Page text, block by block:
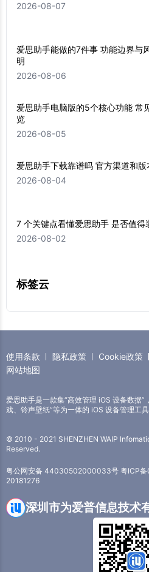
2026-08-07
爱思助手能做的7件事 功能边界与
明
2026-08-06
爱思助手电脑版的5个核心功能 常
览
2026-08-05
爱思助手下载靠谱吗 官方渠道和版
2026-08-04
7 个关键点看懂爱思助手 是否值得
2026-08-02
标签云
使用条款 隐私政策 Cookie政策
网站地图
爱思助手是一款集“高效管理 iOS 设备数据”
戏、铃声壁纸”等为一体的 iOS 设备管理工具
© 2010 - 2021 SHENZHEN WAIP
Reserved.
粤公网安备 44030502000033号 粤ICP
20181276
深圳市为爱普信息技术